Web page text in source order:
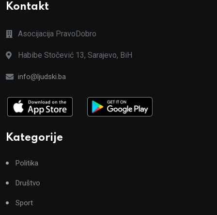
Kontakt
Asocijacija PravoDobro
Habibe Stočević 13, Sarajevo, BiH
info@ljudski.ba
Kategorije
Politika
Društvo
Sport